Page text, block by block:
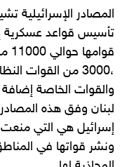
المصادر الإسرائيلية
تأسيس قواعد عسكرية
،3000 من القوات
لبنان وفق هذه
إسرائيل هي التي
ونشر قواتها في